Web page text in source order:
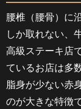
腰椎（腰骨）に
しか取れない、
高級ステーキ店
ているお店は多
脂身が少ない赤
のが大きな特徴